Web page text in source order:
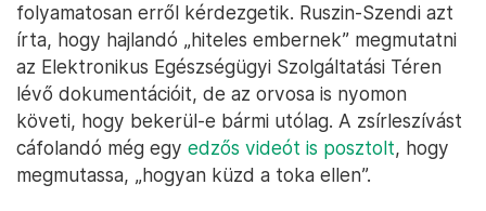
folyamatosan erről kérdezgetik. Ruszin-Szendi azt
írta, hogy hajlandó „hiteles embernek” megmutatni
az Elektronikus Egészségügyi Szolgáltatási Téren
lévő dokumentációit, de az orvosa is nyomon
követi, hogy bekerül-e bármi utólag. A zsírleszívást
cáfolandó még egy edzős videót is posztolt, hogy
megmutassa, „hogyan küzd a toka ellen”.